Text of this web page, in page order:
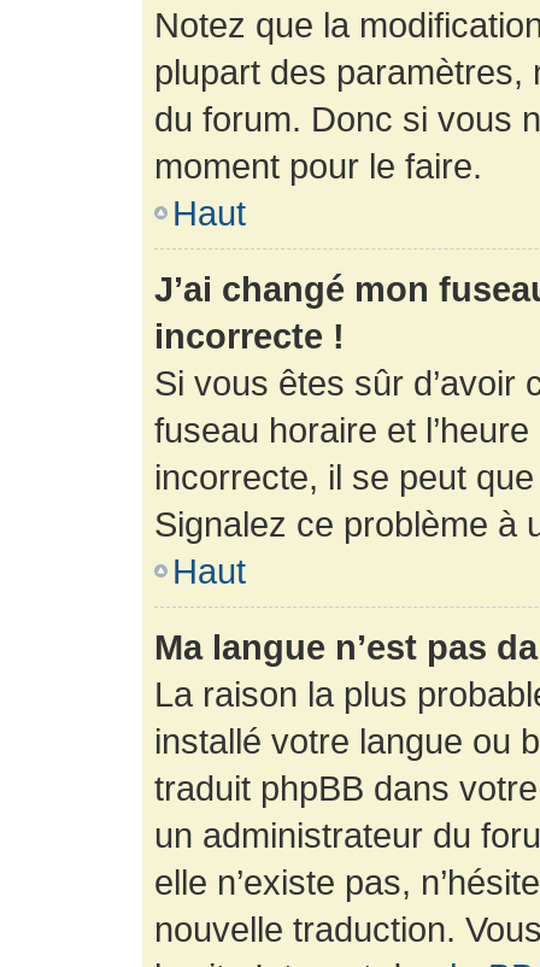
Notez que la
plupart des paramètres,
du forum. Donc si vous
moment pour le faire.
Haut
J’ai changé mon
incorrecte !
Si vous êtes sûr d’avoir
fuseau horaire et
incorrecte, il se peut
Signalez ce problème à
Haut
Ma langue n’est pas
La raison la plus
installé votre langue ou
traduit phpBB dans
un administrateur du
elle n’existe pas,
nouvelle traduction.